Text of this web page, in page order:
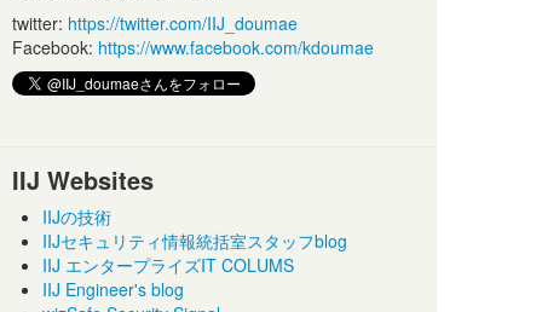
twitter: https://twitter.com/IIJ_doumae
Facebook: https://www.facebook.com/kdoumae
IIJ Websites
IIJの技術
IIJセキュリティ情報統括室スタッフblog
IIJ エンタープライズIT COLUMS
IIJ Engineer's blog